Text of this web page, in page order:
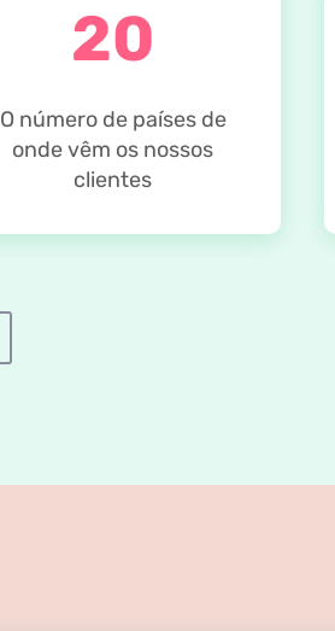
20
O número de países de
onde vêm os nossos
clientes